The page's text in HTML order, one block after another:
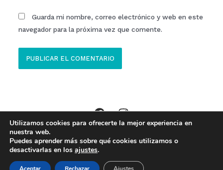
Guarda mi nombre, correo electrónico y web en este
navegador para la próxima vez que comente.
Copyright © 2026 Clinica ECOM Ibi //
Política de Cookies
Made with Baobab Marketing
Utilizamos cookies para ofrecerte la mejor experiencia en
nuestra web.
Puedes aprender más sobre qué cookies utilizamos o
desactivarlas en los ajustes.